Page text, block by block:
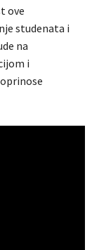
ove
studenata i
na
i